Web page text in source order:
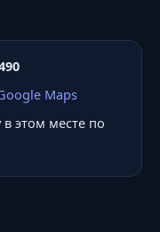
Maps
этом месте по